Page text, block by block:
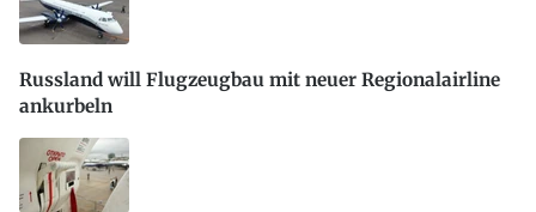
Russland will Flugzeugbau mit neuer Regionalairline
ankurbeln